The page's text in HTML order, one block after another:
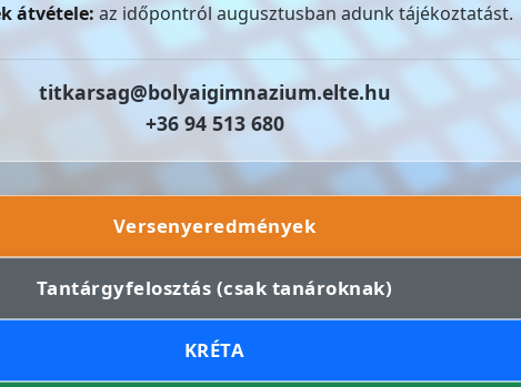
átvétele: az időpontról augusztusban adunk tájékoztatást.
titkarsag@bolyaigimnazium.elte.hu
+36 94 513 680
Versenyeredmények
Tantárgyfelosztás (csak tanároknak)
KRÉTA